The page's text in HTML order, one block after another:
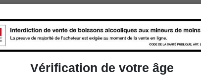
- 2023/2024
20,34 €
/
2023
19,14 €
/
Vérification de votre âge